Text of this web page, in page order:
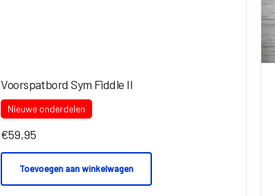
Voorspatbord Sym Fiddle II
Nieuwe onderdelen
€59,95
Toevoegen aan winkelwagen